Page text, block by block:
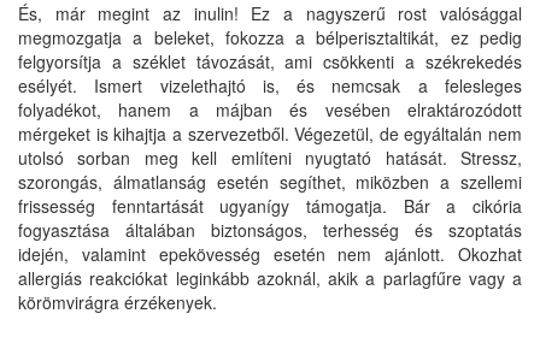
És, már megint az inulin! Ez a nagyszerű rost valósággal
megmozgatja a beleket, fokozza a bélperisztaltikát, ez pedig
felgyorsítja a széklet távozását, ami csökkenti a székrekedés
esélyét. Ismert vizelethajtó is, és nemcsak a felesleges
folyadékot, hanem a májban és vesében elraktározódott
mérgeket is kihajtja a szervezetből. Végezetül, de egyáltalán nem
utolsó sorban meg kell említeni nyugtató hatását. Stressz,
szorongás, álmatlanság esetén segíthet, miközben a szellemi
frissesség fenntartását ugyanígy támogatja. Bár a cikória
fogyasztása általában biztonságos, terhesség és szoptatás
idején, valamint epekövesség esetén nem ajánlott. Okozhat
allergiás reakciókat leginkább azoknál, akik a parlagfűre vagy a
körömvirágra érzékenyek.